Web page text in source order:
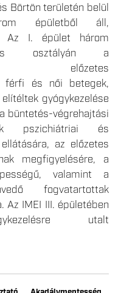
Börtön területén belül
épületből áll,
Az I. épület három
osztályán a
előzetes
férfi és női betegek,
gyógykezelése
büntetés-végrehajtási
pszichiátriai és
az előzetes
megfigyelésére, a
valamint a
fogvatartottak
Az IMEI III. épületében
utalt